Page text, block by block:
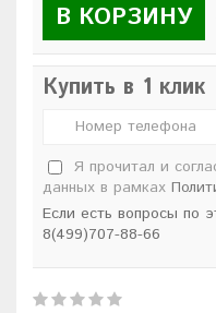
В КОРЗИНУ
Купить в 1 клик
Я прочитал и
данных в рамках
Если есть вопросы по
8(499)707-88-66